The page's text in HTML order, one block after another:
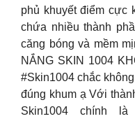
phủ khuyết điểm cực
chứa nhiều thành
căng bóng và mềm
NẮNG SKIN 1004
#Skin1004 chắc
đúng khum ạ Với
Skin1004 chính